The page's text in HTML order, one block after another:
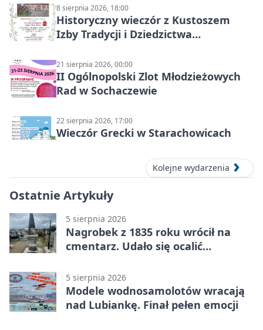
8 sierpnia 2026, 18:00
Historyczny wieczór z Kustoszem
Izby Tradycji i Dziedzictwa
Gęburą
21 sierpnia 2026, 00:00
II Ogólnopolski Zlot Młodzieżowych
Rad w Sochaczewie
22 sierpnia 2026, 17:00
Wieczór Grecki w Starachowicach
Kolejne wydarzenia
Ostatnie Artykuły
5 sierpnia 2026
Nagrobek z 1835 roku wrócił na
cmentarz. Udało się ocalić
5 sierpnia 2026
Modele wodnosamolotów wracają
nad Lubiankę. Finał pełen emocji